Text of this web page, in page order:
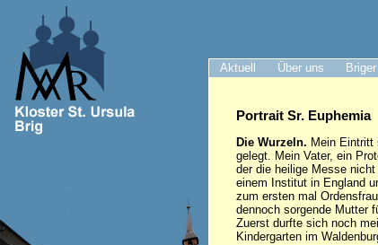
Aktuell Über uns
Portrait Sr. Euphemia
Die Wurzeln. Mein Eintritt
gelegt. Mein Vater, ein
der die heilige Messe
einem Institut in England
zum ersten mal
dennoch sorgende Mutter
Zuerst durfte sich noch
Kindergarten im